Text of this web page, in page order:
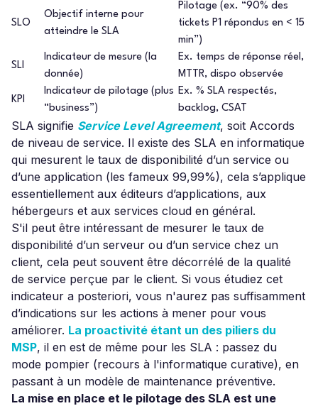
SLO
Objectif interne pour
atteindre le SLA
Pilotage (ex. “90% des
tickets P1 répondus en < 15
min”)
SLI
Indicateur de mesure (la
donnée)
Ex. temps de réponse réel,
MTTR, dispo observée
KPI
Indicateur de pilotage (plus
“business”)
Ex. % SLA respectés,
backlog, CSAT
SLA signifie Service Level Agreement, soit Accords
de niveau de service. Il existe des SLA en informatique
qui mesurent le taux de disponibilité d’un service ou
d’une application (les fameux 99,99%), cela s’applique
essentiellement aux éditeurs d’applications, aux
hébergeurs et aux services cloud en général.
S'il peut être intéressant de mesurer le taux de
disponibilité d’un serveur ou d’un service chez un
client, cela peut souvent être décorrélé de la qualité
de service perçue par le client. Si vous étudiez cet
indicateur a posteriori, vous n'aurez pas suffisamment
d’indications sur les actions à mener pour vous
améliorer. La proactivité étant un des piliers du
MSP, il en est de même pour les SLA : passez du
mode pompier (recours à l'informatique curative), en
passant à un modèle de maintenance préventive.
La mise en place et le pilotage des SLA est une